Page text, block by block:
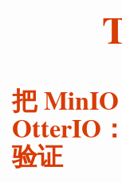
把
OtterIO
验证